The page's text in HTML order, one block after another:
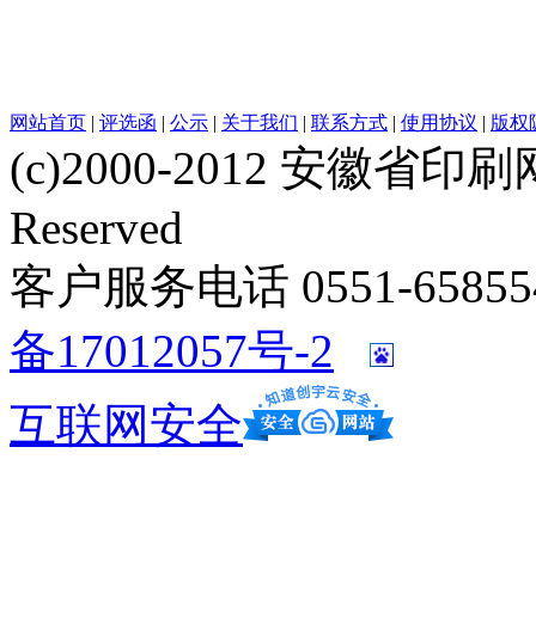
网站首页 | 评选函 | 公示 | 关于我们 | 联系方式 | 使用协议 | 版权
(c)2000-2012 安徽省印刷
Reserved
客户服务电话 0551-
备17012057号-2
互联网安全